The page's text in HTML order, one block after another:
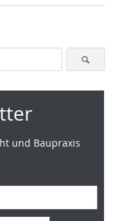
und Baupraxis